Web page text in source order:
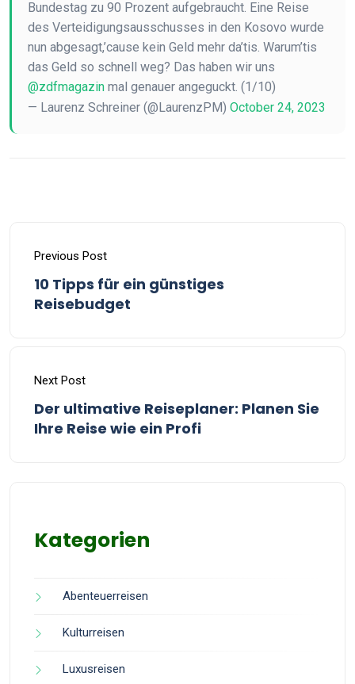
Bundestag zu 90 Prozent aufgebraucht. Eine Reise
des Verteidigungsausschusses in den Kosovo wurde
nun abgesagt,’cause kein Geld mehr da’tis. Warum’tis
das Geld so schnell weg? Das haben wir uns
@zdfmagazin mal genauer angeguckt. (1/10)
— Laurenz Schreiner (@LaurenzPM) October 24, 2023
Previous Post
10 Tipps für ein günstiges
Reisebudget
Next Post
Der ultimative Reiseplaner: Planen Sie
Ihre Reise wie ein Profi
Kategorien
Abenteuerreisen
Kulturreisen
Luxusreisen